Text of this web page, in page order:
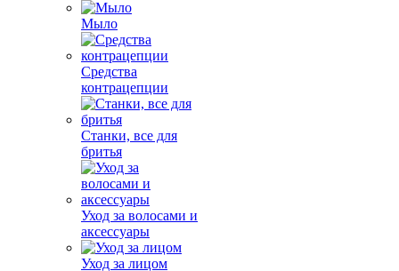
Мыло
Средства
контрацепции
Станки, все для
бритья
Уход за волосами и
аксессуары
Уход за лицом